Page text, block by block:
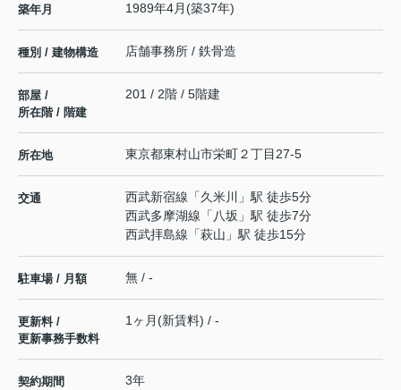
築年月 1989年4月(築37年)
種別 / 建物構造 店舗事務所 / 鉄骨造
部屋 /
所在階 / 階建
201 / 2階 / 5階建
所在地 東京都東村山市栄町２丁目27-5
交通 西武新宿線 「久米川
」駅 徒歩5分
西武多摩湖線 「 八坂 」駅 徒歩7分
西武拝島線 「萩山 」駅 徒歩15分
駐車場 / 月額 無 / -
更新料 /
更新事務手数料
1ヶ月(新賃料) / -
契約期間 3年